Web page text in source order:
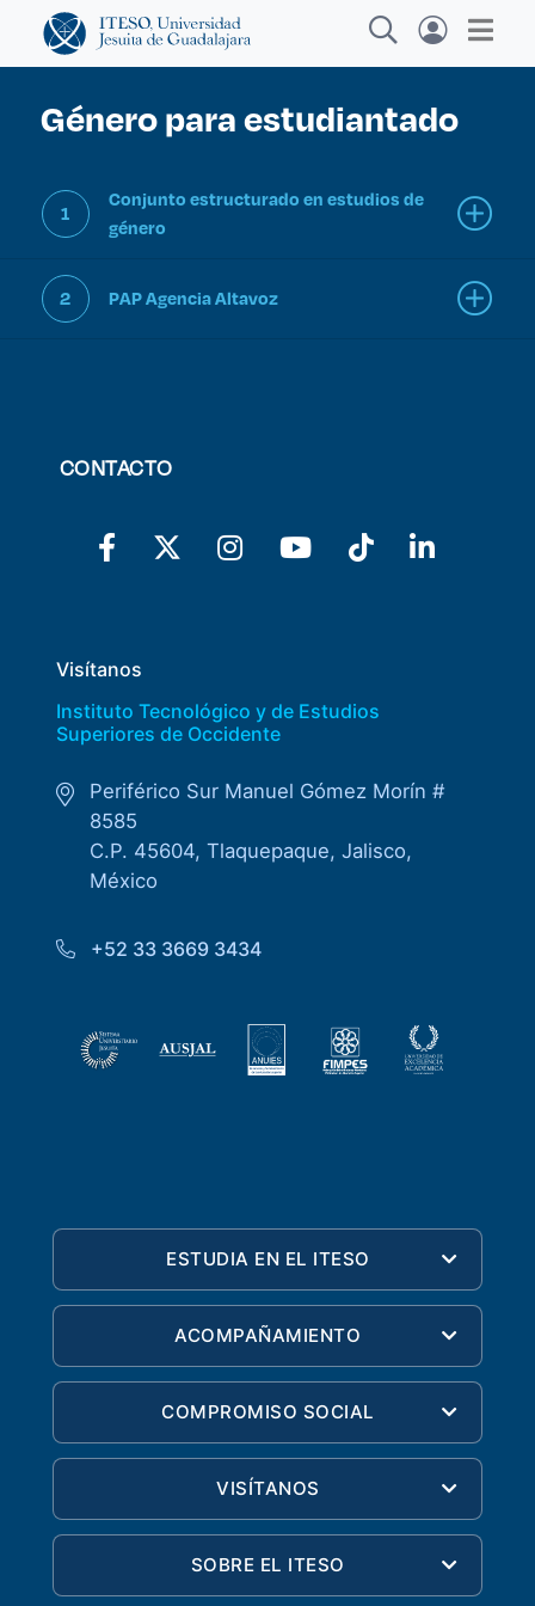
Explora sitios web, programas académicos,
Enlaces de interés
Becas
Graduaciones
CRUCE
Derecho
Lo más buscado
Carreras
Becas
Sustentabilidad
Género para estudiantado
1
Conjunto estructurado en estudios de
género
2 PAP Agencia Altavoz
CONTACTO
Visítanos
Instituto Tecnológico y de Estudios
Superiores de Occidente
Periférico Sur Manuel Gómez Morín #
8585
C.P. 45604, Tlaquepaque, Jalisco,
México
+52 33 3669 3434
ESTUDIA EN EL ITESO
ACOMPAÑAMIENTO
COMPROMISO SOCIAL
VISÍTANOS
SOBRE EL ITESO